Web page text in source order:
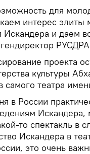
для
интерес элиты
Искандера и даем
гендиректор
проекта
культуры
самого театра
в России
Искандера,
то спектакль в
Искандера в
это очень